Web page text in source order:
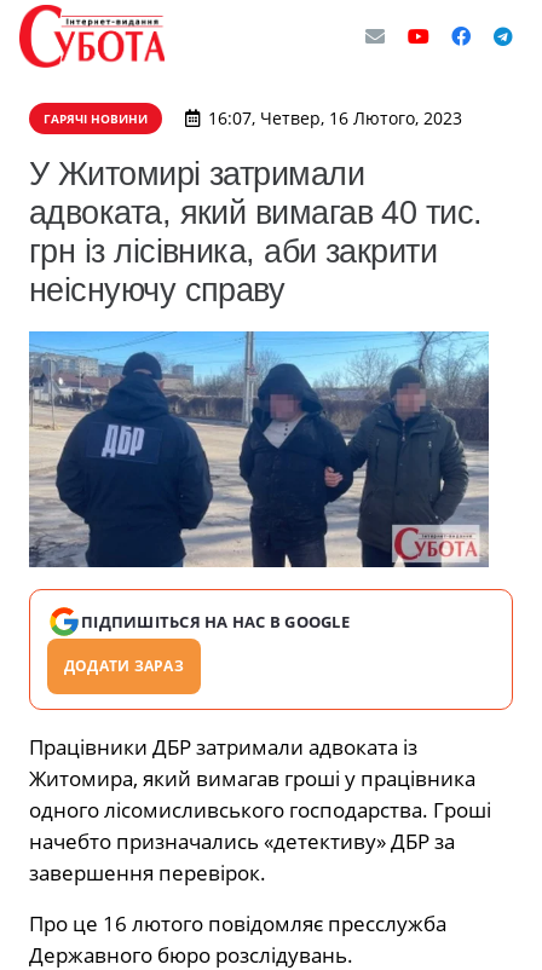
ГАРЯЧІ НОВИНИ 16:07, Четвер, 16 Лютого, 2023
У Житомирі затримали
адвоката, який вимагав 40 тис.
грн із лісівника, аби закрити
неіснуючу справу
ПІДПИШІТЬСЯ НА НАС В GOOGLE
ДОДАТИ ЗАРАЗ
Працівники ДБР затримали адвоката із
Житомира, який вимагав гроші у працівника
одного лісомисливського господарства. Гроші
начебто призначались «детективу» ДБР за
завершення перевірок.
Про це 16 лютого повідомляє пресслужба
Державного бюро розслідувань.